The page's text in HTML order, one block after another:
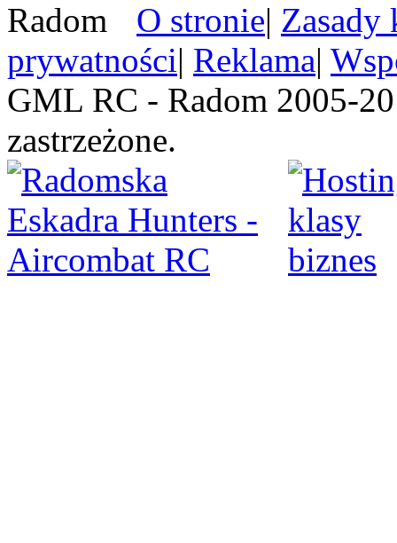
O stronie| Zasady
prywatności| Reklama|
GML RC - Radom 2005-
zastrzeżone.